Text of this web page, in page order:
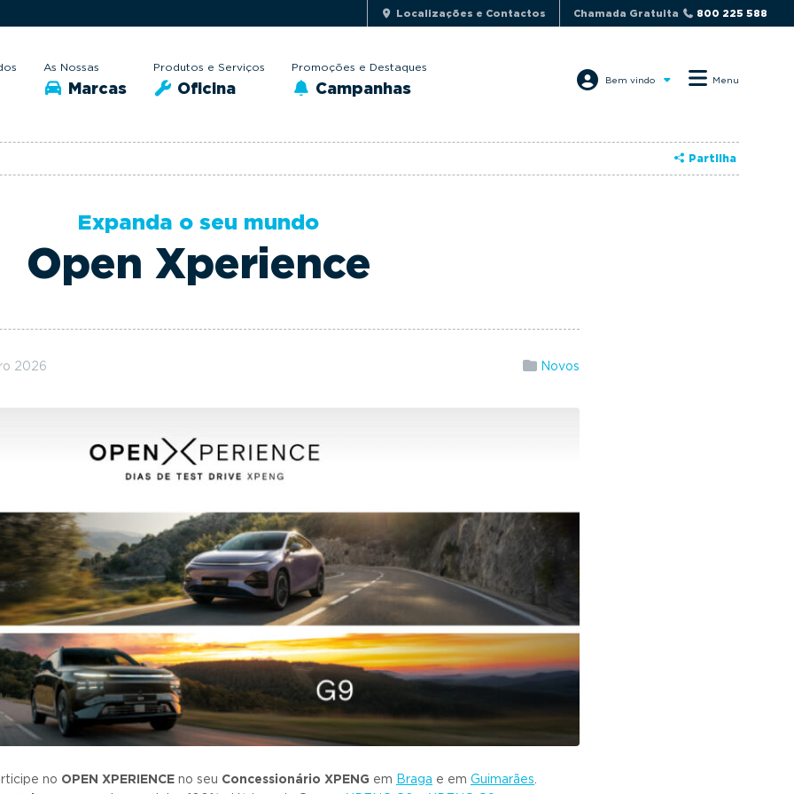
Localizações e Contactos Chamada Gratuita 800 225 588
As Nossas
Marcas
Produtos e Serviços
Oficina
Promoções e Destaques
Campanhas Bem vindo Menu
Partilha
Open Xperience
Expanda o seu mundo
2026 Novos
no OPEN XPERIENCE no seu Concessionário XPENG em Braga e em Guimarães